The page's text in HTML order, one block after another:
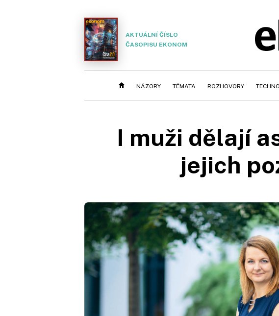
AKTUÁLNÍ ČÍSLO
ČASOPISU EKONOM
NÁZORY TÉMATA ROZHOVORY
I muži dělají
jejich